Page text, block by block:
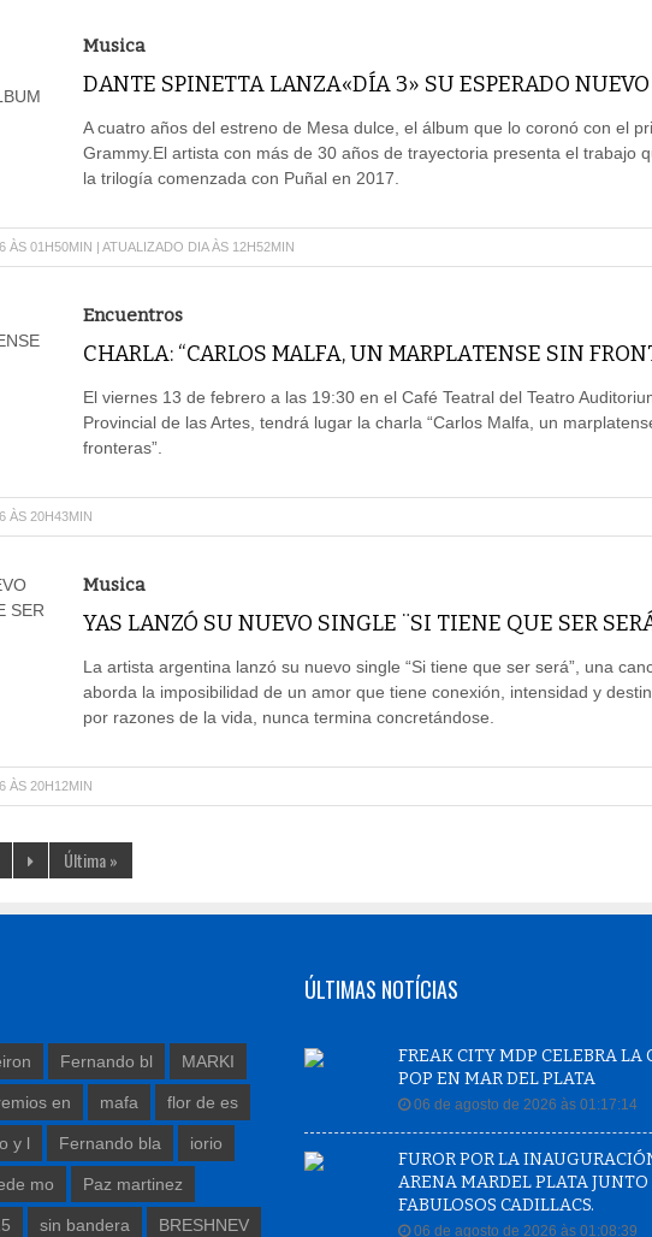
Musica
DANTE SPINETTA LANZA«DÍA 3» SU ESPERADO
A cuatro años del estreno de Mesa dulce, el álbum que lo coronó con el
Grammy.El artista con más de 30 años de trayectoria presenta el trabajo
la trilogía comenzada con Puñal en 2017.
ÀS 01H50MIN | ATUALIZADO DIA ÀS 12H52MIN
Encuentros
CHARLA: “CARLOS MALFA, UN MARPLATENSE SIN
El viernes 13 de febrero a las 19:30 en el Café Teatral del Teatro
Provincial de las Artes, tendrá lugar la charla “Carlos Malfa, un
fronteras”.
ÀS 20H43MIN
Musica
YAS LANZÓ SU NUEVO SINGLE ¨SI TIENE QUE SER
La artista argentina lanzó su nuevo single “Si tiene que ser será”, una
aborda la imposibilidad de un amor que tiene conexión, intensidad y
por razones de la vida, nunca termina concretándose.
ÀS 20H12MIN
Última »
Fernando bl MARKI
en mafa flor de es
y l Fernando bla iorio
mo Paz martinez
sin bandera BRESHNEV
ÚLTIMAS NOTÍCIAS
FREAK CITY MDP CELEBRA LA
POP EN MAR DEL PLATA
06 de agosto de 2026 às 01:17:14
FUROR POR LA
ARENA MARDEL PLATA JUNTO
FABULOSOS CADILLACS.
06 de agosto de 2026 às 01:08:39